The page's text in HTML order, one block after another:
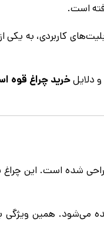
است.
کاربردی، به یکی
و دلایلخرید چراغ قوه
شده است. این چراغ
می‌شود. همین